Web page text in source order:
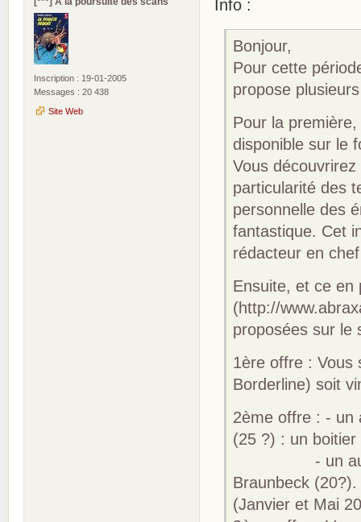
Inscription : 19-01-2005
Messages : 20 438
Site Web
Info :
Bonjour,
Pour cette
propose
Pour la
disponible sur le
Vous
particularité des
personnelle des
fantastique. Cet
rédacteur en
Ensuite, et ce en
(http://
proposées sur le
1ère offre : Vous
Borderline) soit
2ème offre : - un
(25 ?) : un boitier
- un auteur
Braunbeck
(Janvier et Mai